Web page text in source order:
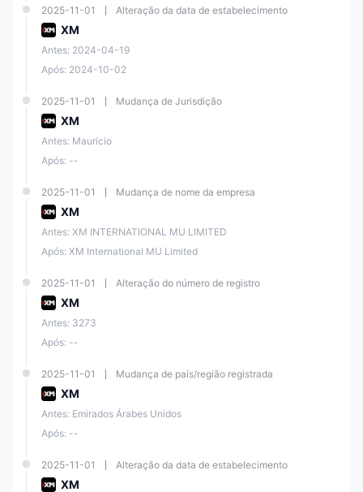
2025-11-01 Alteração da data de estabelecimento
XM
Antes: 2024-04-19
Após: 2024-10-02
2025-11-01 Mudança de Jurisdição
XM
Antes: Maurício
Após: --
2025-11-01 Mudança de nome da empresa
XM
Antes: XM INTERNATIONAL MU LIMITED
Após: XM International MU Limited
2025-11-01 Alteração do número de registro
XM
Antes: 3273
Após: --
2025-11-01 Mudança de país/região registrada
XM
Antes: Emirados Árabes Unidos
Após: --
2025-11-01 Alteração da data de estabelecimento
XM